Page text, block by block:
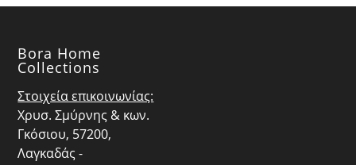
Bora Home
Collections
Στοιχεία επικοινωνίας:
Χρυσ. Σμύρνης & κων.
Γκόσιου, 57200,
Λαγκαδάς -